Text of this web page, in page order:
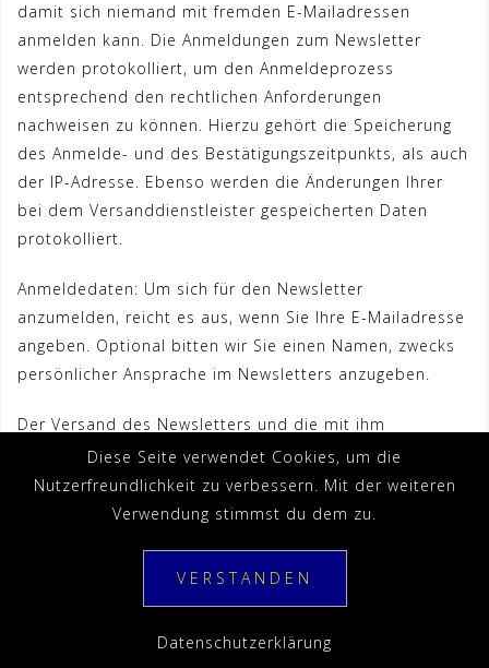
damit sich niemand mit fremden E-Mailadressen
anmelden kann. Die Anmeldungen zum Newsletter
werden protokolliert, um den Anmeldeprozess
entsprechend den rechtlichen Anforderungen
nachweisen zu können. Hierzu gehört die Speicherung
des Anmelde- und des Bestätigungszeitpunkts, als auch
der IP-Adresse. Ebenso werden die Änderungen Ihrer
bei dem Versanddienstleister gespeicherten Daten
protokolliert.
Anmeldedaten: Um sich für den Newsletter
anzumelden, reicht es aus, wenn Sie Ihre E-Mailadresse
angeben. Optional bitten wir Sie einen Namen, zwecks
persönlicher Ansprache im Newsletters anzugeben.
Der Versand des Newsletters und die mit ihm
verbundene Erfolgsmessung erfolgen auf Grundlage
einer Einwilligung der Empfänger gem. Art. 6 Abs. 1 lit. a,
Art. 7 DSGVO i.V.m § 7 Abs. 2 Nr. 3 UWG oder falls eine
Die Protokollierung des Anmeldeverfahrens erfolgt auf
Diese Seite verwendet Cookies, um die
Nutzerfreundlichkeit zu verbessern. Mit der weiteren
Verwendung stimmst du dem zu.
VERSTANDEN
Datenschutzerklärung